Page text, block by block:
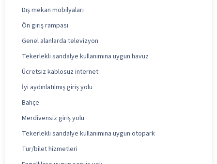
Dış mekan mobilyaları
Ön giriş rampası
Genel alanlarda televizyon
Tekerlekli sandalye kullanımına uygun havuz
Ücretsiz kablosuz internet
İyi aydınlatılmış giriş yolu
Bahçe
Merdivensiz giriş yolu
Tekerlekli sandalye kullanımına uygun otopark
Tur/bilet hizmetleri